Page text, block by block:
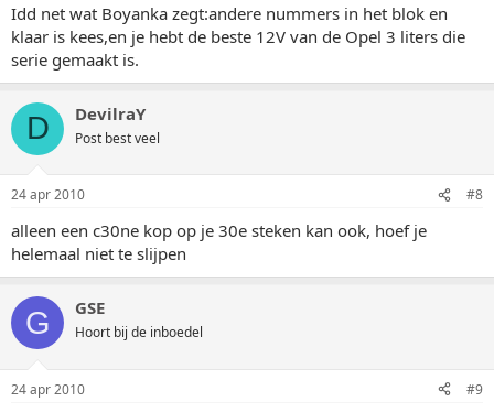
Idd net wat Boyanka zegt:andere nummers in het blok en
klaar is kees,en je hebt de beste 12V van de Opel 3 liters die
serie gemaakt is.
D DevilraY
Post best veel
24 apr 2010 #8
alleen een c30ne kop op je 30e steken kan ook, hoef je
helemaal niet te slijpen
G GSE
Hoort bij de inboedel
24 apr 2010 #9